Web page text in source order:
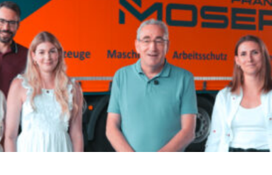
NEU BEI FMOSER?
Jetzt registrieren